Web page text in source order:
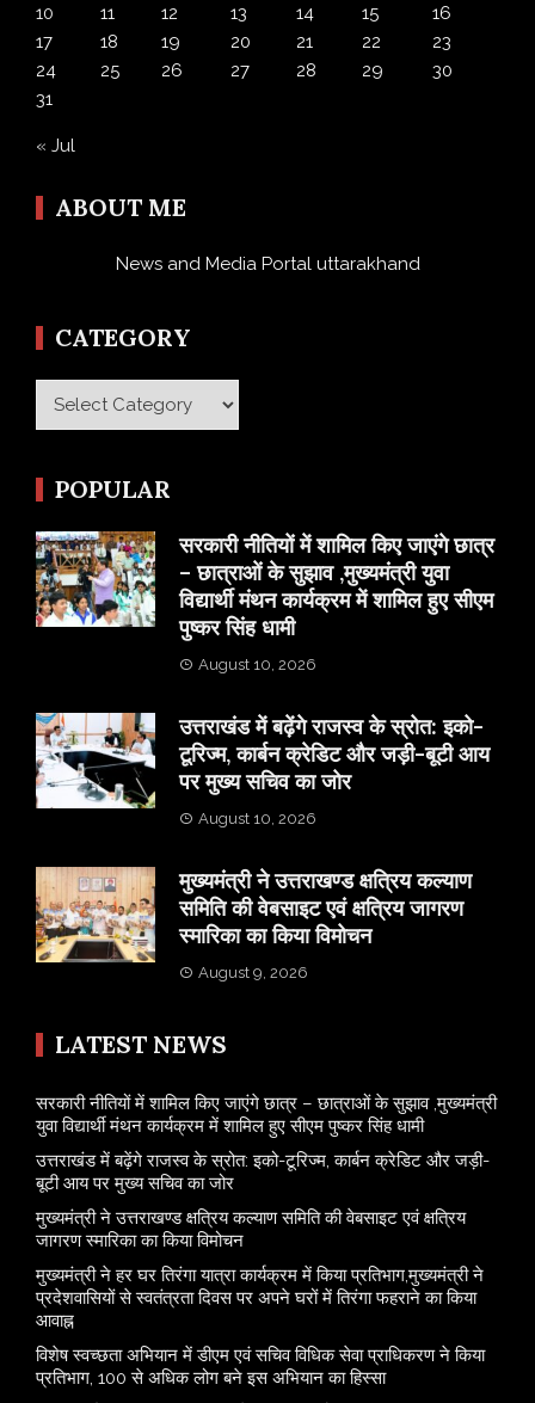
10
11 12 13 14 15
16
17
18 19 20 21 22
23
24
25 26 27 28 29
30
31
« Jul
ABOUT ME
News and Media Portal uttarakhand
CATEGORY
Category
POPULAR
सरकारी नीतियों में शामिल किए जाएंगे छात्र
– छात्राओं के सुझाव ,मुख्यमंत्री युवा
विद्यार्थी मंथन कार्यक्रम में शामिल हुए सीएम
पुष्कर सिंह धामी
August 10, 2026
उत्तराखंड में बढ़ेंगे राजस्व के स्रोत: इको-
टूरिज्म, कार्बन क्रेडिट और जड़ी-बूटी आय
पर मुख्य सचिव का जोर
August 10, 2026
मुख्यमंत्री ने उत्तराखण्ड क्षत्रिय कल्याण
समिति की वेबसाइट एवं क्षत्रिय जागरण
स्मारिका का किया विमोचन
August 9, 2026
LATEST NEWS
सरकारी नीतियों में शामिल किए जाएंगे छात्र – छात्राओं के सुझाव ,मुख्यमंत्री
युवा विद्यार्थी मंथन कार्यक्रम में शामिल हुए सीएम पुष्कर सिंह धामी
उत्तराखंड में बढ़ेंगे राजस्व के स्रोत: इको-टूरिज्म, कार्बन क्रेडिट और जड़ी-
बूटी आय पर मुख्य सचिव का जोर
मुख्यमंत्री ने उत्तराखण्ड क्षत्रिय कल्याण समिति की वेबसाइट एवं क्षत्रिय
जागरण स्मारिका का किया विमोचन
मुख्यमंत्री ने हर घर तिरंगा यात्रा कार्यक्रम में किया प्रतिभाग,मुख्यमंत्री ने
प्रदेशवासियों से स्वतंत्रता दिवस पर अपने घरों में तिरंगा फहराने का किया
आवाह्न
विशेष स्वच्छता अभियान में डीएम एवं सचिव विधिक सेवा प्राधिकरण ने किया
प्रतिभाग, 100 से अधिक लोग बने इस अभियान का हिस्सा